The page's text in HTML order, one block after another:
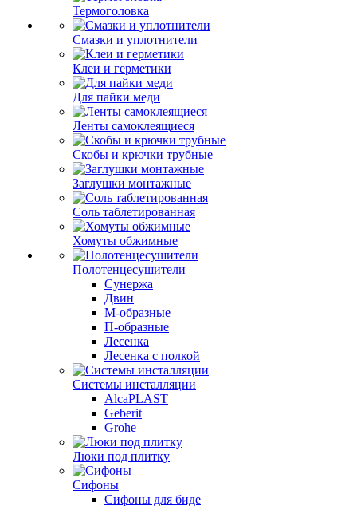
Термоголовка
Смазки и уплотнители
Клеи и герметики
Для пайки меди
Ленты самоклеящиеся
Скобы и крючки трубные
Заглушки монтажные
Соль таблетированная
Хомуты обжимные
Полотенцесушители
Сунержа
Двин
М-образные
П-образные
Лесенка
Лесенка с полкой
Системы инсталляции
AlcaPLAST
Geberit
Grohe
Люки под плитку
Сифоны
Сифoны для биде